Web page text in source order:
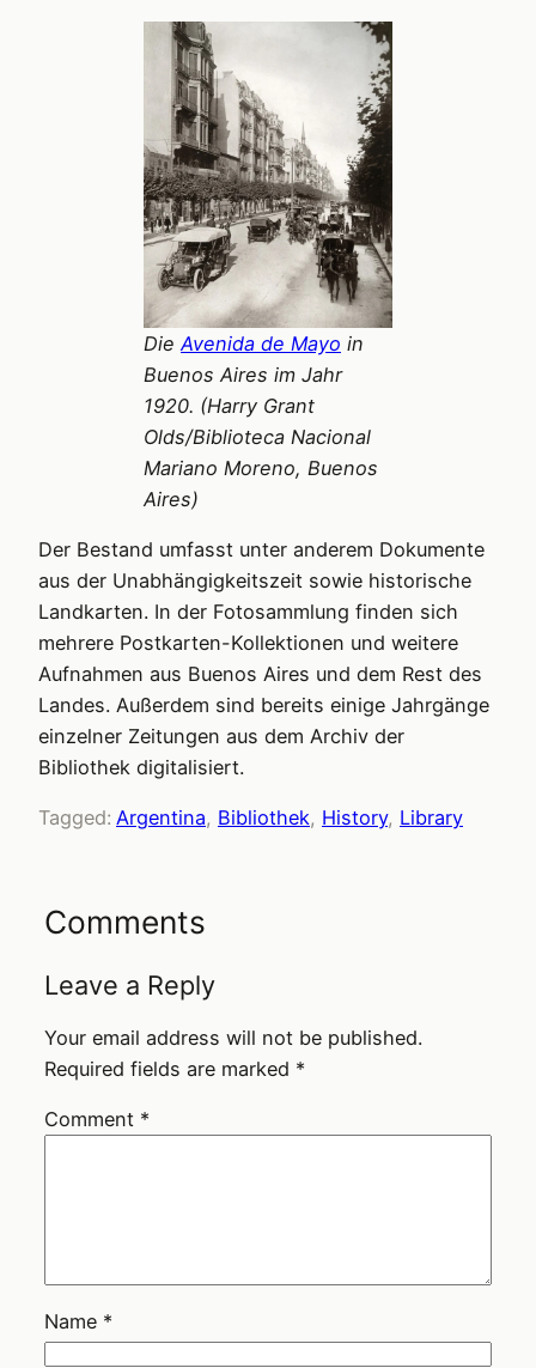
Die Avenida de Mayo in
Bue­nos Aires im Jahr
1920. (Harry Grant
Olds/Biblioteca Nacional
Mariano Moreno, Buenos
Aires)
Der Bestand umfasst unter anderem Dokumente
aus der Unabhängigkeitszeit sowie historische
Landkarten. In der Fotosammlung finden sich
mehrere Postkarten-Kollektionen und weitere
Aufnahmen aus Buenos Aires und dem Rest des
Landes. Außerdem sind bereits einige Jahrgänge
einzelner Zeitungen aus dem Archiv der
Bibliothek digitalisiert.
Tagged: Argentina, Bibliothek, History, Library
Comments
Leave a Reply
Your email address will not be published.
Required fields are marked *
Comment *
Name *